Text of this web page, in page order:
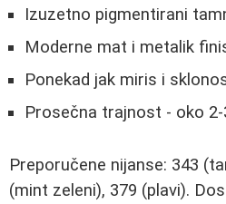
Izuzetno pigmentirani
Moderne mat i metalik
Ponekad jak miris i
Prosečna trajnost - oko 2-
Preporučene nijanse: 343
(mint zeleni), 379 (plavi).